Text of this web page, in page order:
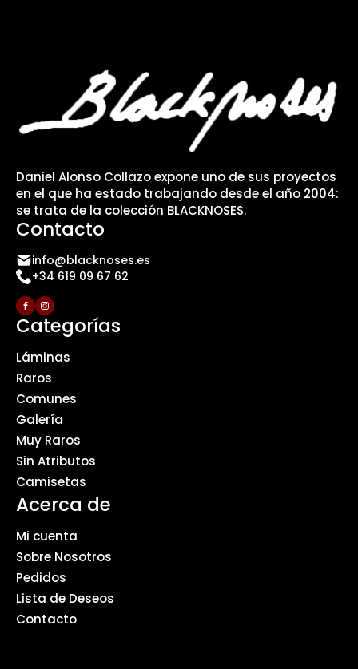
Daniel Alonso Collazo expone uno de sus proyectos
en el que ha estado trabajando desde el año 2004:
se trata de la colección BLACKNOSES.
Contacto
info@blacknoses.es
+34 619 09 67 62
Categorías
Láminas
Raros
Comunes
Galería
Muy Raros
Sin Atributos
Camisetas
Acerca de
Mi cuenta
Sobre Nosotros
Pedidos
Lista de Deseos
Contacto